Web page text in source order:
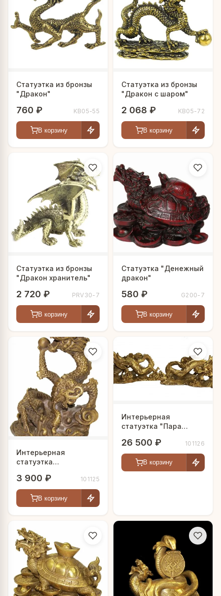
Статуэтка из бронзы
"Дракон"
760 ₽ KB05-55
В корзину
Статуэтка из бронзы
"Дракон с шаром"
2 068 ₽ KB05-72
В корзину
Статуэтка из бронзы
"Дракон хранитель"
2 720 ₽ PRV30-7
В корзину
Статуэтка "Денежный
дракон"
580 ₽ G200-7
В корзину
Интерьерная
статуэтка
3 900 ₽ 101125
В корзину
Интерьерная
статуэтка "Пара
26 500 ₽ 101126
В корзину